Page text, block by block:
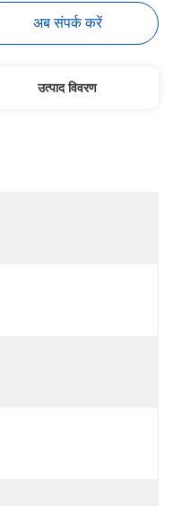
अब संपर्क करें
उत्पाद विवरण